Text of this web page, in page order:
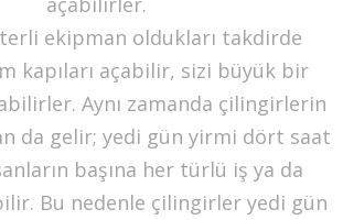
ekipman oldukları takdirde
kapıları açabilir, sizi büyük bir
Aynı zamanda çilingirlerin
da gelir; yedi gün yirmi dört saat
başına her türlü iş ya da
Bu nedenle çilingirler yedi gün